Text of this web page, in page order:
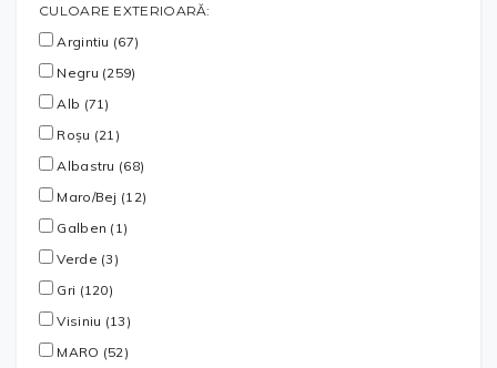
CULOARE EXTERIOARĂ:
Argintiu (67)
Negru (259)
Alb (71)
Roșu (21)
Albastru (68)
Maro/Bej (12)
Galben (1)
Verde (3)
Gri (120)
Visiniu (13)
MARO (52)